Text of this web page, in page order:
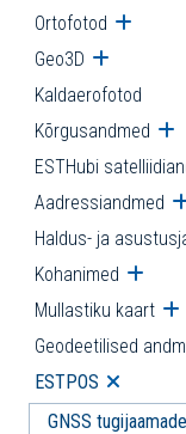
Ortofotod Ava
Geo3D Ava
Kaldaerofotod
Kõrgusandmed
ESTHubi
Aadressiandmed
Haldus- ja
Kohanimed Ava
Mullastiku kaart
Geodeetilised
ESTPOS Ava
GNSS